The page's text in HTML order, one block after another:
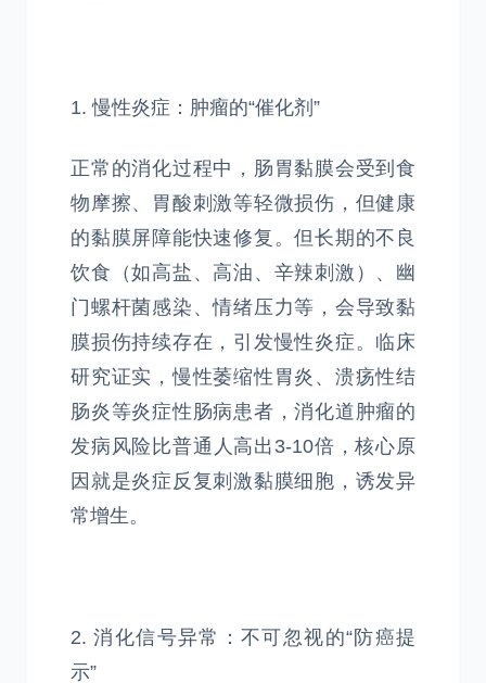
1. 慢性炎症：肿瘤的“催化剂”
正常的消化过程中，肠胃黏膜会受到食
物摩擦、胃酸刺激等轻微损伤，但健康
的黏膜屏障能快速修复。但长期的不良
饮食（如高盐、高油、辛辣刺激）、幽
门螺杆菌感染、情绪压力等，会导致黏
膜损伤持续存在，引发慢性炎症。临床
研究证实，慢性萎缩性胃炎、溃疡性结
肠炎等炎症性肠病患者，消化道肿瘤的
发病风险比普通人高出3-10倍，核心原
因就是炎症反复刺激黏膜细胞，诱发异
常增生。
2. 消化信号异常：不可忽视的“防癌提
示”